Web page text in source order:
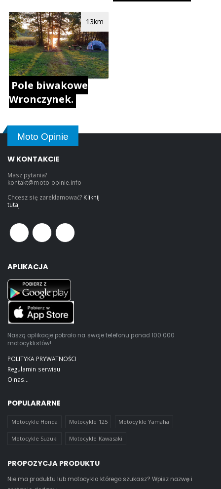
Pole biwakowe
Wronczynek.
13km
Moto Opinie
W KONTAKCIE
Masz pytania?
kontakt@moto-opinie.info
Chcesz się zareklamować? Kliknij
tutaj
APLIKACJA
Naszą aplikacje pobrało na swoje telefonu ponad 100 000
motocyklistów!
POLITYKA PRYWATNOŚCI
Regulamin serwisu
O nas...
POPULARARNE
Motocykle Honda Motocykle 125 Motocykle Yamaha
Motocykle Suzuki Motocykle Kawasaki
PROPOZYCJA PRODUKTU
Nie ma produktu lub motocykla którego szukasz? Wpisz nazwę i